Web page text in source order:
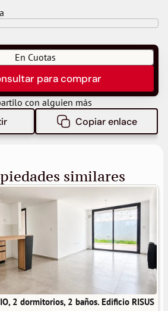
En Cuotas
para comprar
con alguien más
Copiar enlace
similares
2 dormitorios, 2 baños. Edificio RISUS